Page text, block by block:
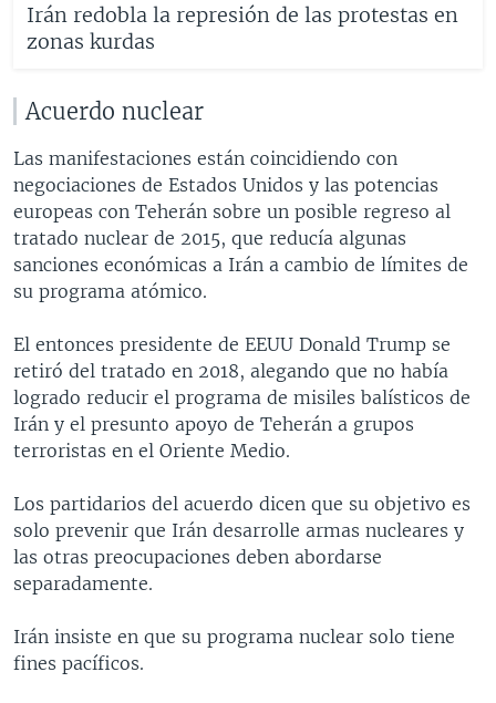
Irán redobla la represión de las protestas en
zonas kurdas
Acuerdo nuclear
Las manifestaciones están coincidiendo con
negociaciones de Estados Unidos y las potencias
europeas con Teherán sobre un posible regreso al
tratado nuclear de 2015, que reducía algunas
sanciones económicas a Irán a cambio de límites de
su programa atómico.
El entonces presidente de EEUU Donald Trump se
retiró del tratado en 2018, alegando que no había
logrado reducir el programa de misiles balísticos de
Irán y el presunto apoyo de Teherán a grupos
terroristas en el Oriente Medio.
Los partidarios del acuerdo dicen que su objetivo es
solo prevenir que Irán desarrolle armas nucleares y
las otras preocupaciones deben abordarse
separadamente.
Irán insiste en que su programa nuclear solo tiene
fines pacíficos.